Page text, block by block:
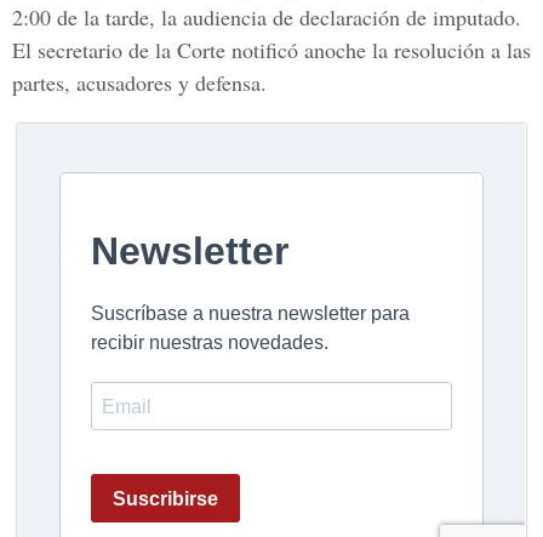
2:00 de la tarde, la audiencia de declaración de imputado.
El secretario de la Corte notificó anoche la resolución a las
partes, acusadores y defensa.